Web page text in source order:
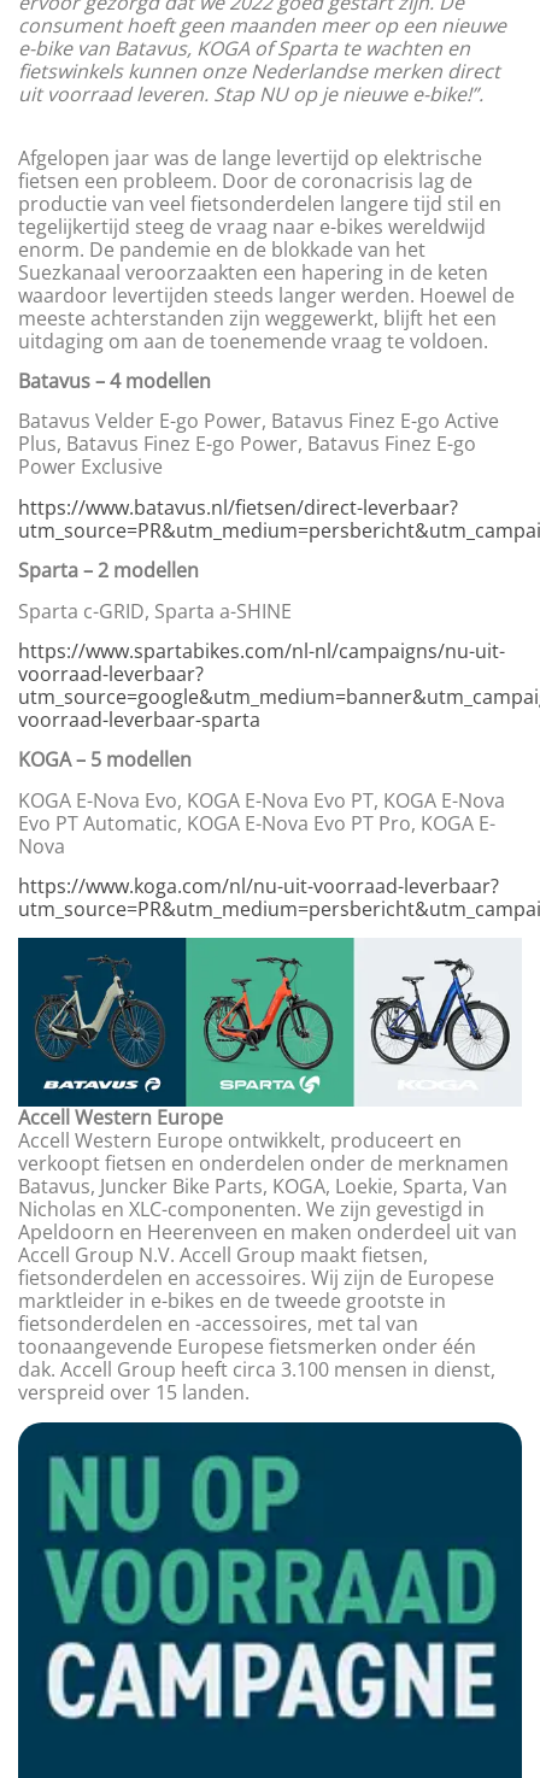
consument hoeft geen maanden meer op een nieuwe
e-bike van Batavus, KOGA of Sparta te wachten en
fietswinkels kunnen onze Nederlandse merken direct
uit voorraad leveren. Stap NU op je nieuwe e-bike!”.
Afgelopen jaar was de lange levertijd op elektrische
fietsen een probleem. Door de coronacrisis lag de
productie van veel fietsonderdelen langere tijd stil en
tegelijkertijd steeg de vraag naar e-bikes wereldwijd
enorm. De pandemie en de blokkade van het
Suezkanaal veroorzaakten een hapering in de keten
waardoor levertijden steeds langer werden. Hoewel de
meeste achterstanden zijn weggewerkt, blijft het een
uitdaging om aan de toenemende vraag te voldoen.
Batavus – 4 modellen
Batavus Velder E-go Power, Batavus Finez E-go Active
Plus, Batavus Finez E-go Power, Batavus Finez E-go
Power Exclusive
https://www.batavus.nl/fietsen/direct-leverbaar?
Sparta – 2 modellen
Sparta c-GRID, Sparta a-SHINE
https://www.spartabikes.com/nl-nl/campaigns/nu-uit-
voorraad-leverbaar?
voorraad-leverbaar-sparta
KOGA – 5 modellen
KOGA E-Nova Evo, KOGA E-Nova Evo PT, KOGA E-Nova
Evo PT Automatic, KOGA E-Nova Evo PT Pro, KOGA E-
Nova
https://www.koga.com/nl/nu-uit-voorraad-leverbaar?
Accell Western Europe
Accell Western Europe ontwikkelt, produceert en
verkoopt fietsen en onderdelen onder de merknamen
Batavus, Juncker Bike Parts, KOGA, Loekie, Sparta, Van
Nicholas en XLC-componenten. We zijn gevestigd in
Apeldoorn en Heerenveen en maken onderdeel uit van
Accell Group N.V. Accell Group maakt fietsen,
fietsonderdelen en accessoires. Wij zijn de Europese
marktleider in e-bikes en de tweede grootste in
fietsonderdelen en -accessoires, met tal van
toonaangevende Europese fietsmerken onder één
dak. Accell Group heeft circa 3.100 mensen in dienst,
verspreid over 15 landen.